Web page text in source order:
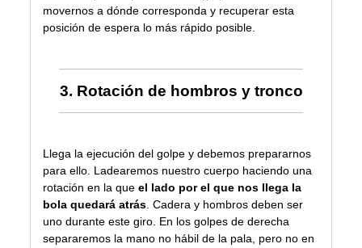
movernos a dónde corresponda y recuperar esta
posición de espera lo más rápido posible.
3. Rotación de hombros y tronco
Llega la ejecución del golpe y debemos prepararnos
para ello. Ladearemos nuestro cuerpo haciendo una
rotación en la queel lado por el que nos llega la
bola quedará atrás . Cadera y hombros deben ser
uno durante este giro. En los golpes de derecha
separaremos la mano no hábil de la pala, pero no en